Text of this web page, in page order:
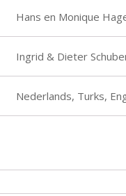
Hans en Monique
Ingrid & Dieter
Nederlands, Turks,